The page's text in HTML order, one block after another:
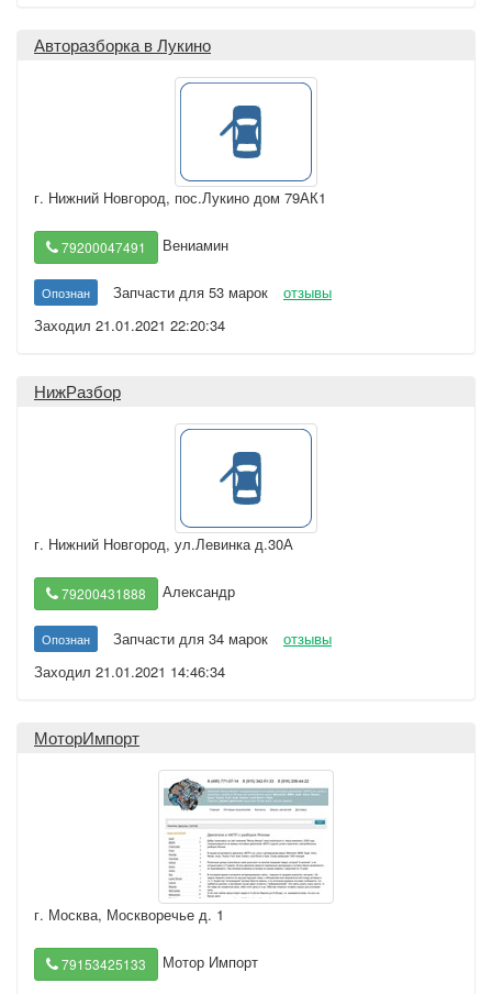
Авторазборка в Лукино
г. Нижний Новгород, пос.Лукино дом 79АК1
79200047491 Вениамин
Опознан Запчасти для 53 марок
отзывы
Заходил 21.01.2021 22:20:34
НижРазбор
г. Нижний Новгород, ул.Левинка д.30А
79200431888 Александр
Опознан Запчасти для 34 марок
отзывы
Заходил 21.01.2021 14:46:34
МоторИмпорт
г. Москва, Москворечье д. 1
79153425133 Мотор Импорт